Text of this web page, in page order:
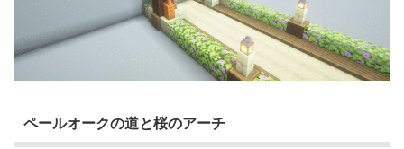
ペールオークの道と桜のアーチ